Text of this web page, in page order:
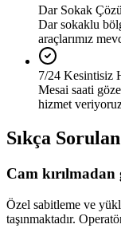
Dar Sokak
Dar sokaklu
araçlarımız
7/24 Kesintisiz
Mesai saati
hizmet
Sıkça
Cam
Özel sabitleme ve
taşınmaktadır.